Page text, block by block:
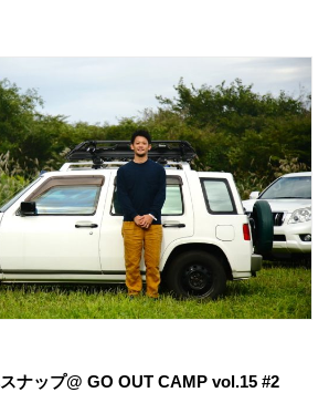
ナップ@ GO OUT CAMP vol.15 #2